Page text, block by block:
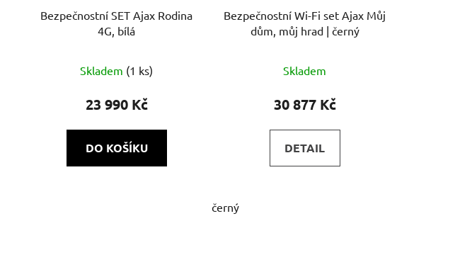
Bezpečnostní SET Ajax Rodina
4G, bílá
Skladem (1 ks)
23 990 Kč
DO KOŠÍKU
Bezpečnostní Wi-Fi set Ajax Můj
dům, můj hrad | černý
hodnocení
produktu
4,5
z
Skladem
30 877 Kč
DETAIL
černý